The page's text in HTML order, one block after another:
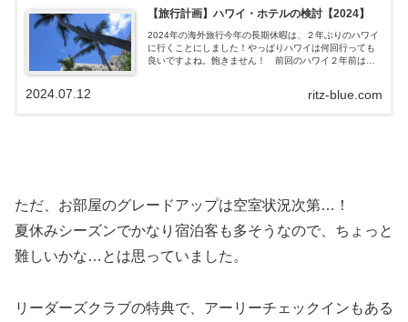
【旅行計画】ハワイ・ホテルの検討【2024】
2024年の海外旅行今年の長期休暇は、２年ぶりのハワイ
に行くことにしました！やっぱりハワイは何回行っても
良いですよね。飽きません！ 前回のハワイ２年前は、
ritz-blue.com
2024.07.12
ただ、お部屋のグレードアップは空室状況次第…！
夏休みシーズンでかなり宿泊客も多そうなので、ちょっと
難しいかな…とは思っていました。
リーダーズクラブの特典で、アーリーチェックインもある